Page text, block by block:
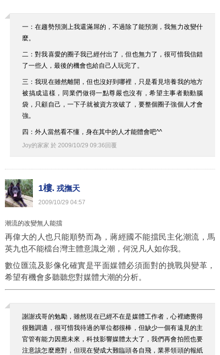
一：在趨勢預測上我還滿屌的，不過除了能預測，我無力改變什
麼。
二：對我喜愛的圈子我已經付出了，但也無力了，很可惜我信錯
了一些人，最後的機會也給自己人玩完了。
三：我現在雖然離開，但也沒好到哪裡，只是看見培養我的地方
被搞成這樣，同業們做得一點尊嚴也沒有，希望主事者動動腦
袋，只顧自己，一下子就被資方攻破了，要整個圈子強個人才會
強。
四：外人當然看不懂，身在其中的人才能體會吧^^
Joy的家家 於 2009/10/29 09:36 回覆
1樓. 戎撫天
2009/10/29 04:57
潮流的改變無人能擋
再偉大的人也只能順勢而為，蔣經國不能擋民主化潮流，馬
英九也不能檔台灣主體意識之潮，何況凡人如你我。
數位匯流及影像化確實是平面媒體必須面對的挑戰與變革，
希望有機會多聽聽您對媒體大潮的分析。
謝謝戎哥的勉勵，雖然現在已經不在是媒體工作者，心裡總覺得
很難調適，很可惜我待過的單位都很棒，但缺少一個有遠見的主
官管有能力因應未來，科技影響媒體太大了，我們再會拍照也要
注意該怎麼應對，但現在變成大難臨頭各自飛，業界領頭的報紙